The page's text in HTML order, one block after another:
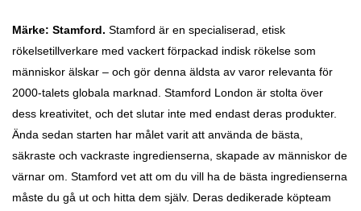
Märke: Stamford. Stamford är en specialiserad, etisk
rökelsetillverkare med vackert förpackad indisk rökelse som
människor älskar – och gör denna äldsta av varor relevanta för
2000-talets globala marknad. Stamford London är stolta över
dess kreativitet, och det slutar inte med endast deras produkter.
Ända sedan starten har målet varit att använda de bästa,
säkraste och vackraste ingredienserna, skapade av människor de
värnar om. Stamford vet att om du vill ha de bästa ingredienserna
måste du gå ut och hitta dem själv. Deras dedikerade köpteam